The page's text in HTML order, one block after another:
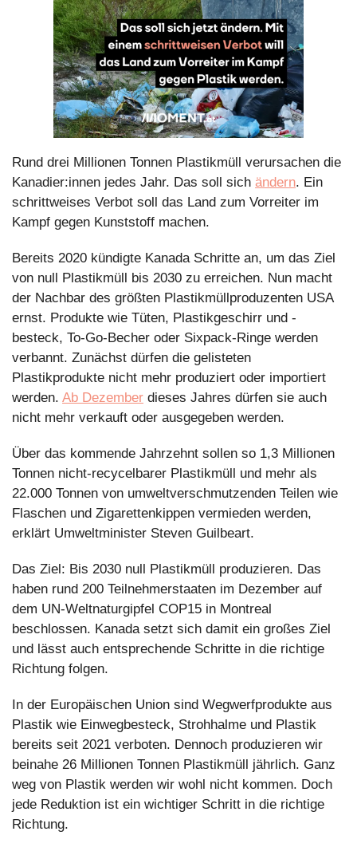
Rund drei Millionen Tonnen Plastikmüll verursachen die
Kanadier:innen jedes Jahr. Das soll sich ändern. Ein
schrittweises Verbot soll das Land zum Vorreiter im
Kampf gegen Kunststoff machen.
Bereits 2020 kündigte Kanada Schritte an, um das Ziel
von null Plastikmüll bis 2030 zu erreichen. Nun macht
der Nachbar des größten Plastikmüllproduzenten USA
ernst. Produkte wie Tüten, Plastikgeschirr und -
besteck, To-Go-Becher oder Sixpack-Ringe werden
verbannt. Zunächst dürfen die gelisteten
Plastikprodukte nicht mehr produziert oder importiert
werden. Ab Dezember dieses Jahres dürfen sie auch
nicht mehr verkauft oder ausgegeben werden.
Über das kommende Jahrzehnt sollen so 1,3 Millionen
Tonnen nicht-recycelbarer Plastikmüll und mehr als
22.000 Tonnen von umweltverschmutzenden Teilen wie
Flaschen und Zigarettenkippen vermieden werden,
erklärt Umweltminister Steven Guilbeart.
Das Ziel: Bis 2030 null Plastikmüll produzieren. Das
haben rund 200 Teilnehmerstaaten im Dezember auf
dem UN-Weltnaturgipfel COP15 in Montreal
beschlossen. Kanada setzt sich damit ein großes Ziel
und lässt auch entsprechende Schritte in die richtige
Richtung folgen.
In der Europäischen Union sind Wegwerfprodukte aus
Plastik wie Einwegbesteck, Strohhalme und Plastik
bereits seit 2021 verboten. Dennoch produzieren wir
beinahe 26 Millionen Tonnen Plastikmüll jährlich. Ganz
weg von Plastik werden wir wohl nicht kommen. Doch
jede Reduktion ist ein wichtiger Schritt in die richtige
Richtung.